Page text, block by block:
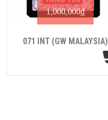
1,000,000₫
071 INT (GW MALAYSIA)